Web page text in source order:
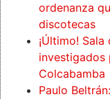
ordenanza
discotecas
¡Último!
investigados
Colcabamba
Paulo